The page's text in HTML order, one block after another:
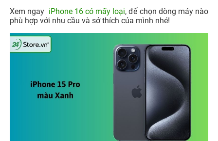
Xem ngay iPhone 16 có mấy loại, để chọn dòng máy nào
phù hợp với nhu cầu và sở thích của mình nhé!